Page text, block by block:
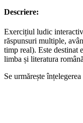
Descriere:
Exercițiul ludic
răspunsuri multiple,
timp real). Este destinat
limba și literatura
Se urmărește